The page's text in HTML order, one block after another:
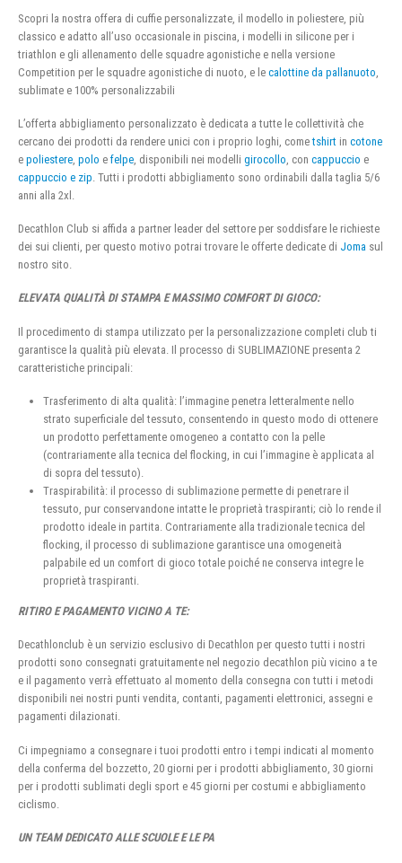
Scopri la nostra offera di cuffie personalizzate, il modello in poliestere, più
classico e adatto all’uso occasionale in piscina, i modelli in silicone per i
triathlon e gli allenamento delle squadre agonistiche e nella versione
Competition per le squadre agonistiche di nuoto, e le calottine da pallanuoto
sublimate e 100% personalizzabili
L’offerta abbigliamento personalizzato è dedicata a tutte le collettività che
cercano dei prodotti da rendere unici con i proprio loghi, cometshirt in cotone
e poliestere polo e felpe , disponibili nei modelli girocollo , con cappuccio e
cappuccio e zip . Tutti i prodotti abbigliamento sono ordinabili dalla taglia 5/6
anni alla 2xl.
Decathlon Club si affida a partner leader del settore per soddisfare le richieste
dei sui clienti, per questo motivo potrai trovare le offerte dedicate di Joma sul
nostro sito.
ELEVATA QUALITÀ DI STAMPA E MASSIMO COMFORT DI GIOCO:
Il procedimento di stampa utilizzato per la personalizzazione completi club ti
garantisce la qualità più elevata. Il processo di SUBLIMAZIONE presenta 2
caratteristiche principali:
Trasferimento di alta qualità: l’immagine penetra letteralmente nello
strato superficiale del tessuto, consentendo in questo modo di ottenere
un prodotto perfettamente omogeneo a contatto con la pelle
(contrariamente alla tecnica del flocking, in cui l’immagine è applicata al
di sopra del tessuto).
Traspirabilità: il processo di sublimazione permette di penetrare il
tessuto, pur conservandone intatte le proprietà traspiranti; ciò lo rende il
prodotto ideale in partita. Contrariamente alla tradizionale tecnica del
flocking, il processo di sublimazione garantisce una omogeneità
palpabile ed un comfort di gioco totale poiché ne conserva integre le
proprietà traspiranti.
RITIRO E PAGAMENTO VICINO A TE:
Decathlonclub è un servizio esclusivo di Decathlon per questo tutti i nostri
prodotti sono consegnati gratuitamente nel negozio decathlon più vicino a te
e il pagamento verrà effettuato al momento della consegna con tutti i metodi
disponibili nei nostri punti vendita, contanti, pagamenti elettronici, assegni e
pagamenti dilazionati.
Ci impegniamo a consegnare i tuoi prodotti entro i tempi indicati al momento
della conferma del bozzetto, 20 giorni per i prodotti abbigliamento, 30 giorni
per i prodotti sublimati degli sport e 45 giorni per costumi e abbigliamento
ciclismo.
UN TEAM DEDICATO ALLE SCUOLE E LE PA